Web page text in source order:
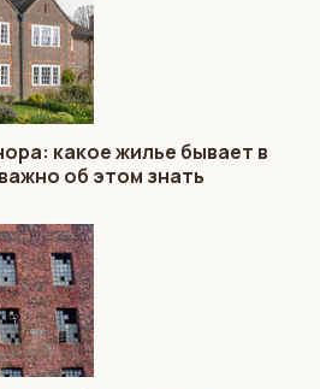
какое жилье бывает в
об этом знать